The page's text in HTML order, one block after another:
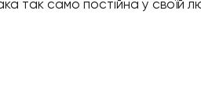
так само постійна у своїй